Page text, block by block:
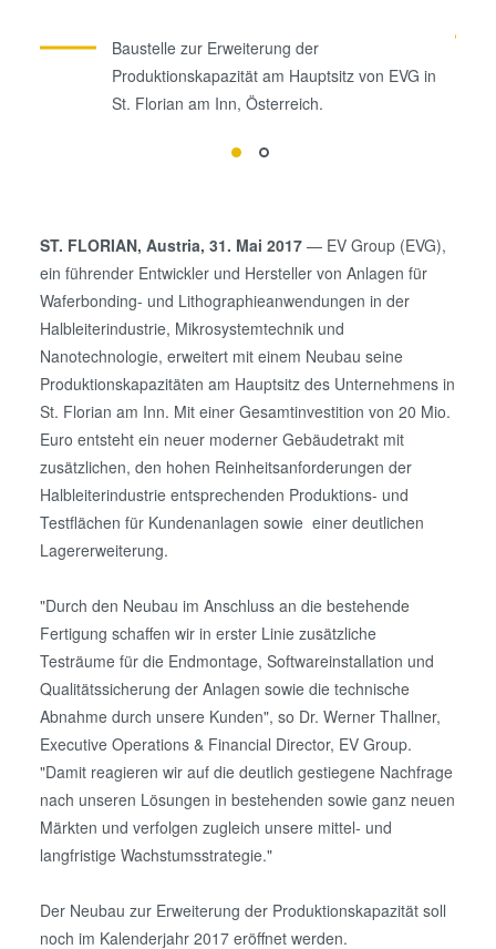
Baustelle zur Erweiterung der
Produktionskapazität am Hauptsitz von EVG in
St. Florian am Inn, Österreich.
ST. FLORIAN, Austria, 31. Mai 2017 — EV Group (EVG),
ein führender Entwickler und Hersteller von Anlagen für
Waferbonding- und Lithographieanwendungen in der
Halbleiterindustrie, Mikrosystemtechnik und
Nanotechnologie, erweitert mit einem Neubau seine
Produktionskapazitäten am Hauptsitz des Unternehmens in
St. Florian am Inn. Mit einer Gesamtinvestition von 20 Mio.
Euro entsteht ein neuer moderner Gebäudetrakt mit
zusätzlichen, den hohen Reinheitsanforderungen der
Halbleiterindustrie entsprechenden Produktions- und
Testflächen für Kundenanlagen sowie einer deutlichen
Lagererweiterung.
"Durch den Neubau im Anschluss an die bestehende
Fertigung schaffen wir in erster Linie zusätzliche
Testräume für die Endmontage, Softwareinstallation und
Qualitätssicherung der Anlagen sowie die technische
Abnahme durch unsere Kunden", so Dr. Werner Thallner,
Executive Operations & Financial Director, EV Group.
"Damit reagieren wir auf die deutlich gestiegene Nachfrage
nach unseren Lösungen in bestehenden sowie ganz neuen
Märkten und verfolgen zugleich unsere mittel- und
langfristige Wachstumsstrategie."
Der Neubau zur Erweiterung der Produktionskapazität soll
noch im Kalenderjahr 2017 eröffnet werden.